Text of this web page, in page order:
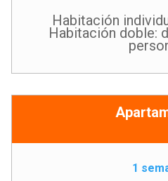
Habitación
Habitación doble:
1